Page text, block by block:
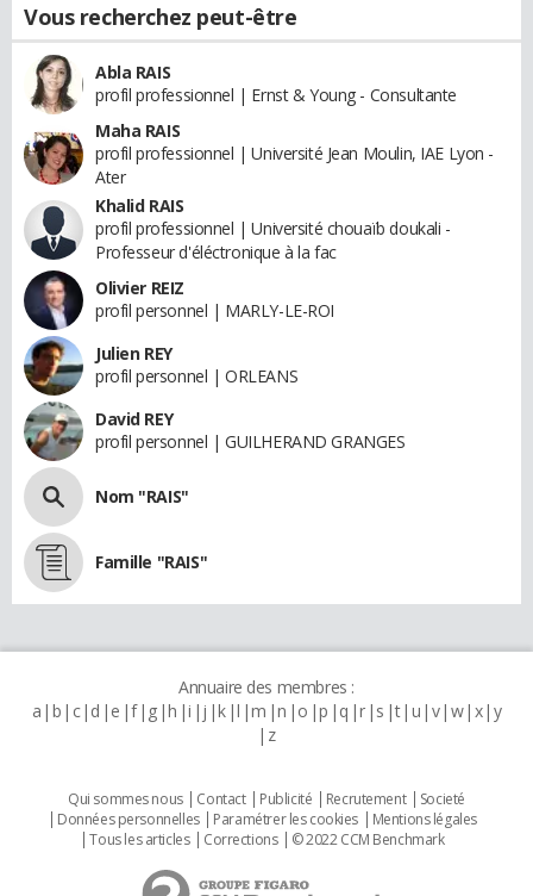
Vous recherchez peut-être
Abla RAIS
profil professionnel | Ernst & Young - Consultante
Maha RAIS
profil professionnel | Université Jean Moulin, IAE Lyon -
Ater
Khalid RAIS
profil professionnel | Université chouaïb doukali -
Professeur d'éléctronique à la fac
Olivier REIZ
profil personnel | MARLY-LE-ROI
Julien REY
profil personnel | ORLEANS
David REY
profil personnel | GUILHERAND GRANGES
Nom "RAIS"
Famille "RAIS"
Annuaire des membres :
a b c d e f g h i j k l m n o p q r s t u v w x y
z
Qui sommes nous Contact Publicité Recrutement
Societé
Données personnelles
Paramétrer les cookies
Mentions légales
Tous les articles
Corrections © 2022 CCM Benchmark